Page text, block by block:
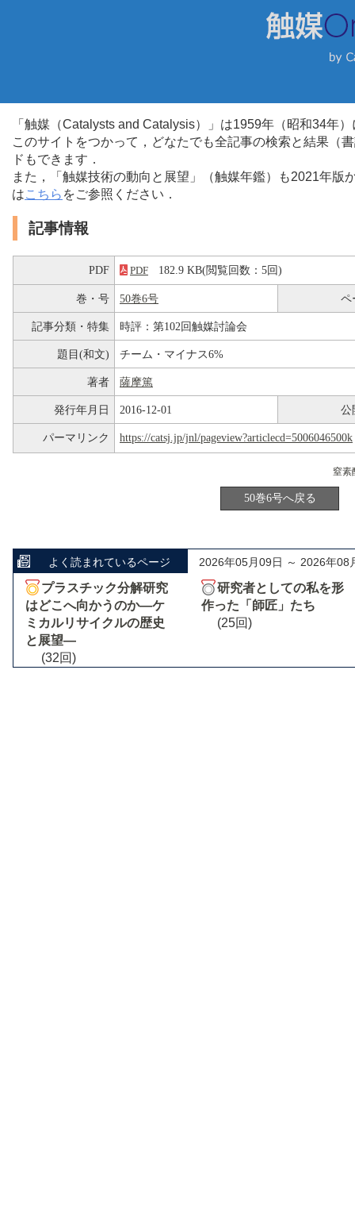
「触媒（Catalysts and Catalysis）」は1959年（昭和34年
このサイトをつかって，どなたでも全記事の検索と結果（
ドもできます．
また，「触媒技術の動向と展望」（触媒年鑑）も2021年
はこちら をご参照ください．
記事情報
PDF PDF 182.9 KB(閲覧回数：5回)
巻・号 50巻6号 ペ
記事分類・特集 時評：第102回触媒討論会
題目(和文) チーム・マイナス6%
著者 薩摩篤
発行年月日 2016-12-01 公
パーマリンク https://catsj.jp/jnl/pageview?articlecd=5006046500k
50巻6号へ戻る
よく読まれているページ 2026年05月09日 ～ 2026年08
プラスチック分解研究
はどこへ向かうのか―ケ
ミカルリサイクルの歴史
と展望―
(32回)
研究者としての私を形
作った「師匠」たち
(25回)